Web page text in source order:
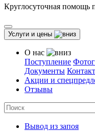
Круглосуточная помощь
Услуги и цены
О нас
Поступление
Документы
Акции и
Отзывы
Вывод из запоя